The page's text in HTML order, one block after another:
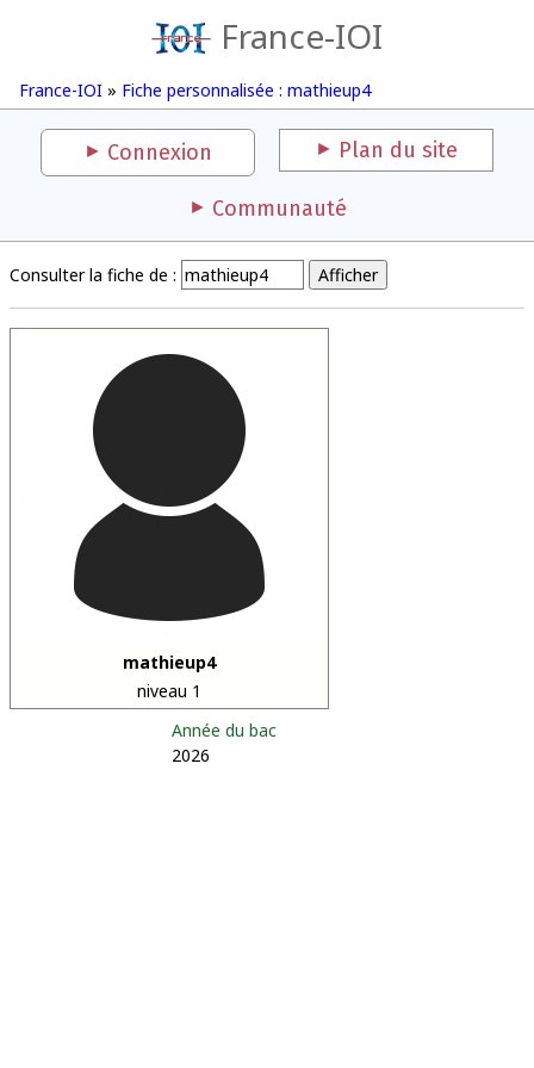
France-IOI
France-IOI » Fiche personnalisée : mathieup4
Connexion Plan du site
Communauté
Consulter la fiche de :
mathieup4
niveau 1
Année du bac
2026